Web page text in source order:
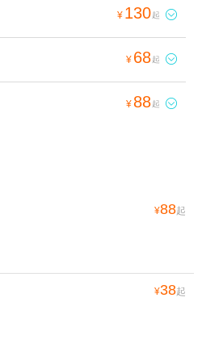
¥ 130起 
¥ 68起 
¥ 88起 
¥88起
¥38起